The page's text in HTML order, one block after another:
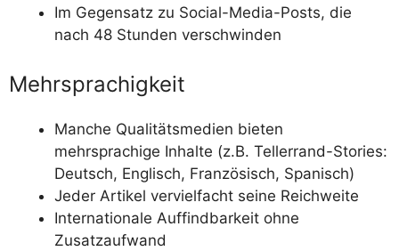
Im Gegensatz zu Social-Media-Posts, die
nach 48 Stunden verschwinden
Mehrsprachigkeit
Manche Qualitätsmedien bieten
mehrsprachige Inhalte (z.B. Tellerrand-Stories:
Deutsch, Englisch, Französisch, Spanisch)
Jeder Artikel vervielfacht seine Reichweite
Internationale Auffindbarkeit ohne
Zusatzaufwand